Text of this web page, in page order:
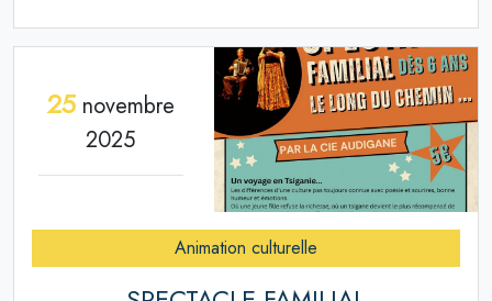
25novembre
2025
Animation culturelle